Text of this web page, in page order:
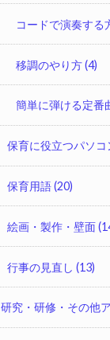
コードで演奏する
移調のやり方(4)
簡単に弾ける定番
保育に役立つパソ
保育用語(20)
絵画・製作・壁面
行事の見直し (13)
研究・研修・その他